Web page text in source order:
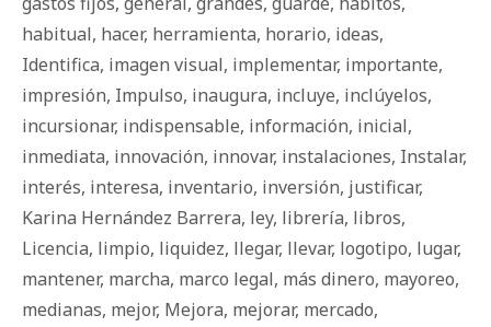
habitual, hacer, herramienta, horario, ideas,
Identifica, imagen visual, implementar, importante,
impresión, Impulso, inaugura, incluye, inclúyelos,
incursionar, indispensable, información, inicial,
inmediata, innovación, innovar, instalaciones, Instalar,
interés, interesa, inventario, inversión, justificar,
Karina Hernández Barrera, ley, librería, libros,
Licencia, limpio, liquidez, llegar, llevar, logotipo, lugar,
mantener, marcha, marco legal, más dinero, mayoreo,
medianas, mejor, Mejora, mejorar, mercado,